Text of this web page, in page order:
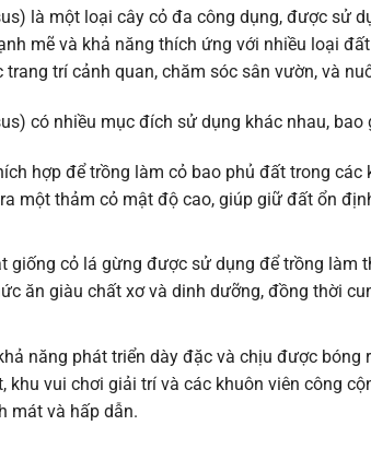
là một loại cây cỏ đa công dụng, được sử
mẽ và khả năng thích ứng với nhiều loại
trí cảnh quan, chăm sóc sân vườn, và
có nhiều mục đích sử dụng khác nhau, bao
hợp để trồng làm cỏ bao phủ đất trong các
một thảm cỏ mật độ cao, giúp giữ đất ổn
giống cỏ lá gừng được sử dụng để trồng làm
ăn giàu chất xơ và dinh dưỡng, đồng thời
năng phát triển dày đặc và chịu được
khu vui chơi giải trí và các khuôn viên công
mát và hấp dẫn.